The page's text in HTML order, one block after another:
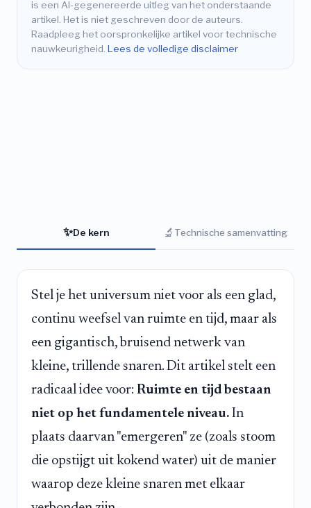
is een AI-gegenereerde uitleg van het onderstaande
artikel. Het is niet geschreven door de auteurs.
Raadpleeg het oorspronkelijke artikel voor technische
nauwkeurigheid. Lees de volledige disclaimer
✨De kern 🔬 Technische samenvatting
Stel je het universum niet voor als een glad,
continu weefsel van ruimte en tijd, maar als
een gigantisch, bruisend netwerk van
kleine, trillende snaren. Dit artikel stelt een
radicaal idee voor: Ruimte en tijd bestaan
niet op het fundamentele niveau. In
plaats daarvan "emergeren" ze (zoals stoom
die opstijgt uit kokend water) uit de manier
waarop deze kleine snaren met elkaar